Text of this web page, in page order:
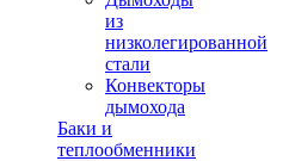
из
низколегированной
стали
Конвекторы
дымохода
Баки и
теплообменники